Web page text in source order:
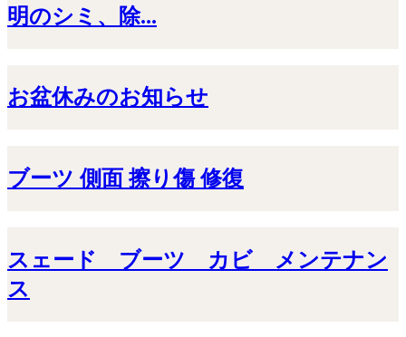
明のシミ、除...
お盆休みのお知らせ
ブーツ 側面 擦り傷 修復
スェード ブーツ カビ メンテナン
ス